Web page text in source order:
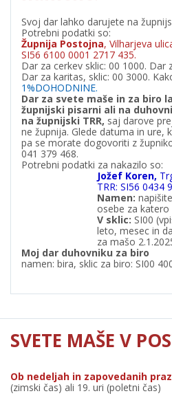
Svoj dar lahko darujete na
Potrebni podatki so:
Župnija Postojna, Vilharjeva
SI56 6100 0001 2717 435.
Dar za cerkev sklic: 00 1000. Dar
Dar za karitas, sklic: 00 3000.
1%DOHODNINE.
Dar za svete maše in za biro
župnijski pisarni ali na
na župnijski TRR, saj darove
ne župnija. Glede datuma in ure,
pa se morate dogovoriti z
041 379 468.
Potrebni podatki za nakazilo so:
Jožef Koren,
TRR: SI56 0434
Namen:
osebe za
V sklic: SI00
leto, mesec in
za mašo
Moj dar duhovniku za biro
namen: bira, sklic za biro: SI00
SVETE MAŠE V
Ob nedeljah in zapovedanih
(zimski čas) ali 19. uri (poletni čas)